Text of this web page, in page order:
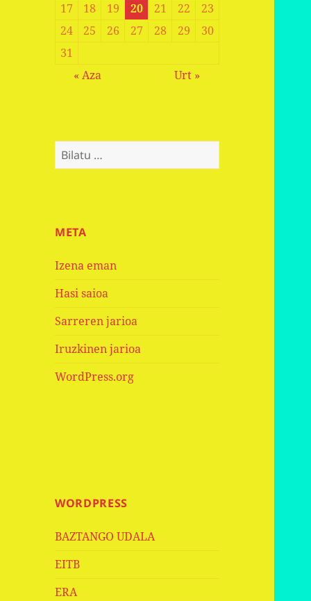
17
18 19 20 21 22
23
24
25 26 27 28 29
30
31
« Aza
Urt »
Bilatu:
META
Izena eman
Hasi saioa
Sarreren jarioa
Iruzkinen jarioa
WordPress.org
WORDPRESS
BAZTANGO UDALA
EITB
ERA